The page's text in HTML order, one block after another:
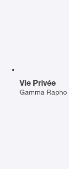
Vie Privée
Gamma Rapho